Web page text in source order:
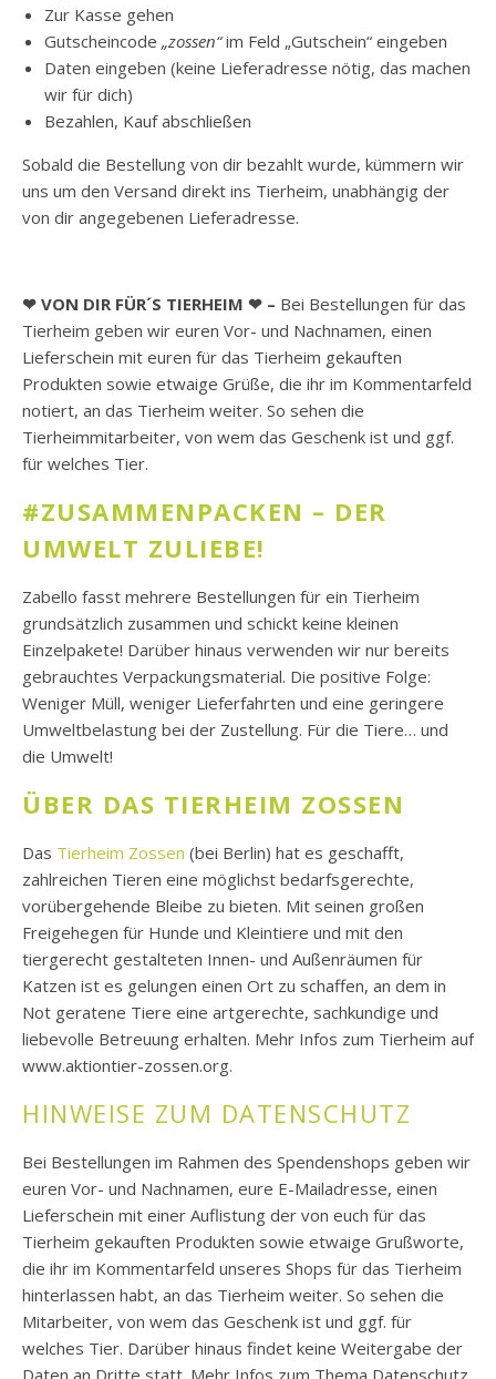
Zur Kasse gehen
Gutscheincode „zossen“im Feld „Gutschein“ eingeben
Daten eingeben (keine Lieferadresse nötig, das machen
wir für dich)
Bezahlen, Kauf abschließen
Sobald die Bestellung von dir bezahlt wurde, kümmern wir
uns um den Versand direkt ins Tierheim, unabhängig der
von dir angegebenen Lieferadresse.
❤ VON DIR FÜR´S TIERHEIM ❤ – Bei Bestellungen für das
Tierheim geben wir euren Vor- und Nachnamen, einen
Lieferschein mit euren für das Tierheim gekauften
Produkten sowie etwaige Grüße, die ihr im Kommentarfeld
notiert, an das Tierheim weiter. So sehen die
Tierheimmitarbeiter, von wem das Geschenk ist und ggf.
für welches Tier.
#ZUSAMMENPACKEN – DER
UMWELT ZULIEBE!
Zabello fasst mehrere Bestellungen für ein Tierheim
grundsätzlich zusammen und schickt keine kleinen
Einzelpakete! Darüber hinaus verwenden wir nur bereits
gebrauchtes Verpackungsmaterial. Die positive Folge:
Weniger Müll, weniger Lieferfahrten und eine geringere
Umweltbelastung bei der Zustellung. Für die Tiere… und
die Umwelt!
ÜBER DAS TIERHEIM ZOSSEN
Das Tierheim Zossen (bei Berlin) hat es geschafft,
zahlreichen Tieren eine möglichst bedarfsgerechte,
vorübergehende Bleibe zu bieten. Mit seinen großen
Freigehegen für Hunde und Kleintiere und mit den
tiergerecht gestalteten Innen- und Außenräumen für
Katzen ist es gelungen einen Ort zu schaffen, an dem in
Not geratene Tiere eine artgerechte, sachkundige und
liebevolle Betreuung erhalten. Mehr Infos zum Tierheim auf
www.aktiontier-zossen.org.
HINWEISE ZUM DATENSCHUTZ
Bei Bestellungen im Rahmen des Spendenshops geben wir
euren Vor- und Nachnamen, eure E-Mailadresse, einen
Lieferschein mit einer Auflistung der von euch für das
Tierheim gekauften Produkten sowie etwaige Grußworte,
die ihr im Kommentarfeld unseres Shops für das Tierheim
hinterlassen habt, an das Tierheim weiter. So sehen die
Mitarbeiter, von wem das Geschenk ist und ggf. für
welches Tier. Darüber hinaus findet keine Weitergabe der
Daten an Dritte statt. Mehr Infos zum Thema Datenschutz